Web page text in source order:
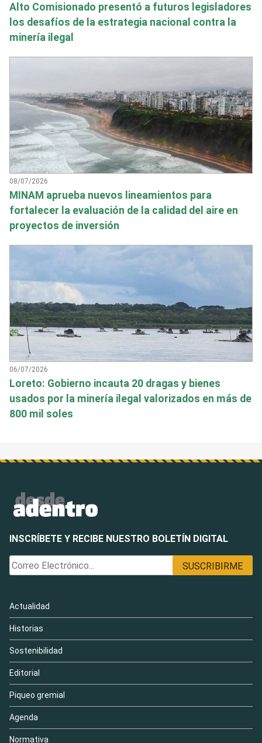
Alto Comisionado presentó a futuros legisladores
los desafíos de la estrategia nacional contra la
minería ilegal
08/07/2026
MINAM aprueba nuevos lineamientos para
fortalecer la evaluación de la calidad del aire en
proyectos de inversión
06/07/2026
Loreto: Gobierno incauta 20 dragas y bienes
usados por la minería ilegal valorizados en más de
800 mil soles
INSCRÍBETE Y RECIBE NUESTRO BOLETÍN DIGITAL
Actualidad
Historias
Sostenibilidad
Editorial
Piqueo gremial
Agenda
Normativa